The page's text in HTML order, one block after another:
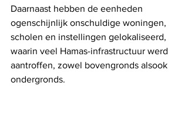
Daarnaast hebben de eenheden
ogenschijnlijk onschuldige woningen,
scholen en instellingen gelokaliseerd,
waarin veel Hamas-infrastructuur werd
aantroffen, zowel bovengronds alsook
ondergronds.